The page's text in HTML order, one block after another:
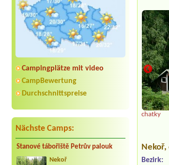
Campingplätze mit video
CampBewertung
Durchschnittspreise
Nächste Camps:
Stanové tábořiště Petrův palouk
Nekoř
chatky
Nekoř,
Bezirk: